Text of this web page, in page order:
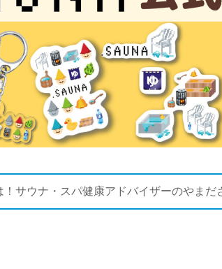
！サウナ・スパ健康アドバイザーのやまだ